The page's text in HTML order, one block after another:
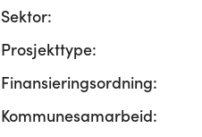
Sektor:
Prosjekttype:
Finansieringsordning:
Kommunesamarbeid: